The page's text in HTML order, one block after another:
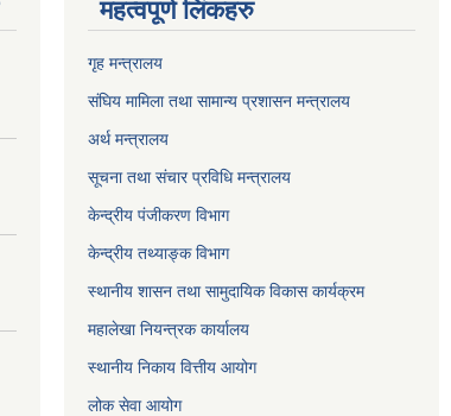
महत्वपूर्ण लिंकहरु
गृह मन्त्रालय
संघिय मामिला तथा सामान्य प्रशासन मन्त्रालय
अर्थ मन्त्रालय
सूचना तथा संचार प्रविधि मन्त्रालय
केन्द्रीय पंजीकरण विभाग
केन्द्रीय तथ्याङ्क विभाग
स्थानीय शासन तथा सामुदायिक विकास कार्यक्रम
महालेखा नियन्त्रक कार्यालय
स्थानीय निकाय वित्तीय आयोग
लोक सेवा आयोग